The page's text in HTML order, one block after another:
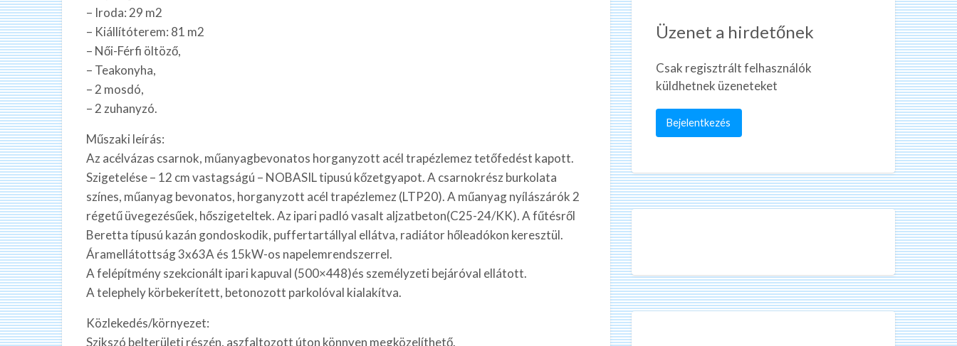
– Iroda: 29 m2
– Kiállítóterem: 81 m2
– Női-Férfi öltöző,
– Teakonyha,
– 2 mosdó,
– 2 zuhanyzó.
Műszaki leírás:
Az acélvázas csarnok, műanyagbevonatos horganyzott acél trapézlemez tetőfedést kapott.
Szigetelése – 12 cm vastagságú – NOBASIL tipusú kőzetgyapot. A csarnokrész burkolata
színes, műanyag bevonatos, horganyzott acél trapézlemez (LTP20). A műanyag nyílászárók 2
régetű üvegezésűek, hőszigeteltek. Az ipari padló vasalt aljzatbeton(C25-24/KK). A fűtésről
Beretta típusú kazán gondoskodik, puffertartállyal ellátva, radiátor hőleadókon keresztül.
Áramellátottság 3x63A és 15kW-os napelemrendszerrel.
A felépítmény szekcionált ipari kapuval (500×448)és személyzeti bejáróval ellátott.
A telephely körbekerített, betonozott parkolóval kialakítva.
Közlekedés/környezet:
Szikszó belterületi részén, aszfaltozott úton könnyen megközelíthető.
Üzenet a hirdetőnek
Csak regisztrált felhasználók
küldhetnek üzeneteket
Bejelentkezés